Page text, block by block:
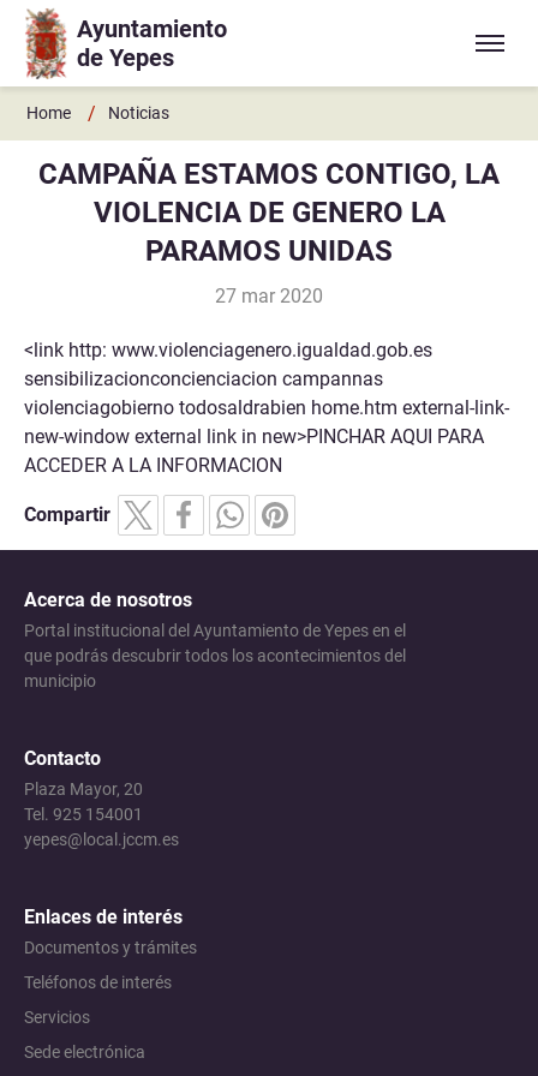
Ir a contenido principal
Ayuntamiento
de Yepes
Home / Noticias
CAMPAÑA ESTAMOS CONTIGO, LA
VIOLENCIA DE GENERO LA
PARAMOS UNIDAS
27 mar 2020
<link http: www.violenciagenero.igualdad.gob.es
sensibilizacionconcienciacion campannas
violenciagobierno todosaldrabien home.htm external-link-
new-window external link in new>PINCHAR AQUI PARA
ACCEDER A LA INFORMACION
Compartir
Acerca de nosotros
Portal institucional del Ayuntamiento de Yepes en el
que podrás descubrir todos los acontecimientos del
municipio
Contacto
Plaza Mayor, 20
Tel. 925 154001
yepes@local.jccm.es
Enlaces de interés
Documentos y trámites
Teléfonos de interés
Servicios
Sede electrónica